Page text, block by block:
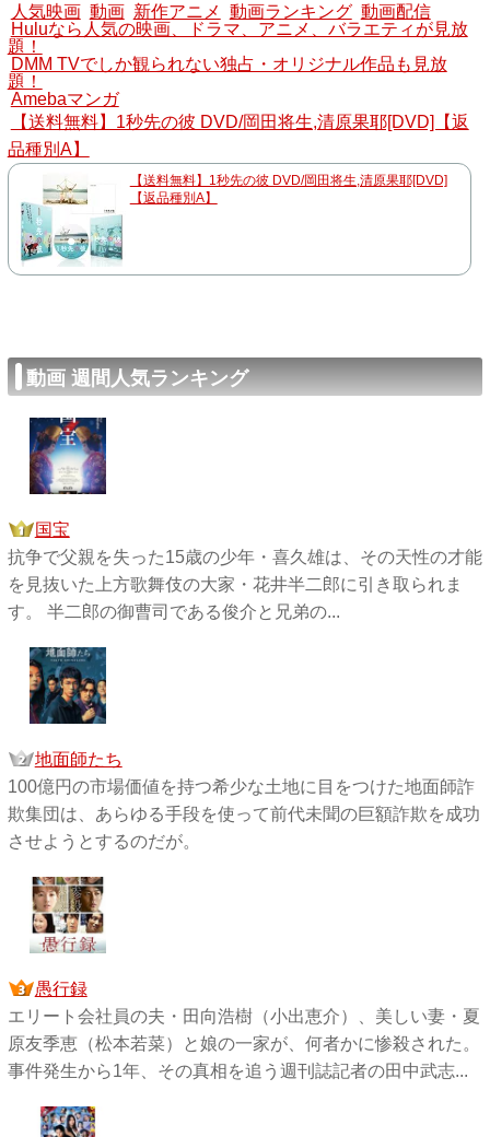
人気映画 動画 新作アニメ 動画ランキング 動画配信
Huluなら人気の映画、ドラマ、アニメ、バラエティが見放
題！
DMM TVでしか観られない独占・オリジナル作品も見放
題！
Amebaマンガ
【送料無料】1秒先の彼 DVD/岡田将生,清原果耶[DVD]【返
品種別A】
【送料無料】1秒先の彼 DVD/岡田将生,清原果耶[DVD]
【返品種別A】
動画 週間人気ランキング
国宝
抗争で父親を失った15歳の少年・喜久雄は、その天性の才能
を見抜いた上方歌舞伎の大家・花井半二郎に引き取られま
す。 半二郎の御曹司である俊介と兄弟の...
地面師たち
100億円の市場価値を持つ希少な土地に目をつけた地面師詐
欺集団は、あらゆる手段を使って前代未聞の巨額詐欺を成功
させようとするのだが。
愚行録
エリート会社員の夫・田向浩樹（小出恵介）、美しい妻・夏
原友季恵（松本若菜）と娘の一家が、何者かに惨殺された。
事件発生から1年、その真相を追う週刊誌記者の田中武志...